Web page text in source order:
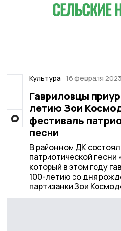
Культура 16 февраля
Гавриловцы
летию Зои
фестиваль
песни
В районном ДК
патриотической песни
который в этом году
100-летию со дня
партизанки Зои